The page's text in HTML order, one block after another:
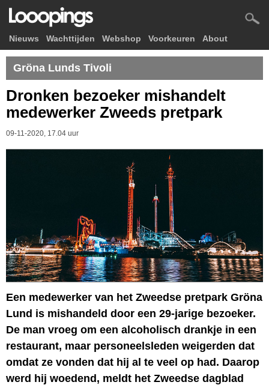
Nieuws Wachttijden Webshop Voorkeuren About
Gröna Lunds Tivoli
Dronken bezoeker mishandelt
medewerker Zweeds pretpark
09-11-2020, 17.04 uur
Een medewerker van het Zweedse pretpark Gröna
Lund is mishandeld door een 29-jarige bezoeker.
De man vroeg om een alcoholisch drankje in een
restaurant, maar personeelsleden weigerden dat
omdat ze vonden dat hij al te veel op had. Daarop
werd hij woedend, meldt het Zweedse dagblad